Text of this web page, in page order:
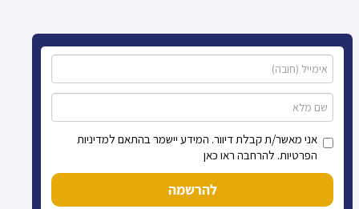
אני מאשר/ת קבלת דיוור. המידע יישמר בהתאם למדיניות
הפרטיות. להרחבה ראו כאן
להרשמה